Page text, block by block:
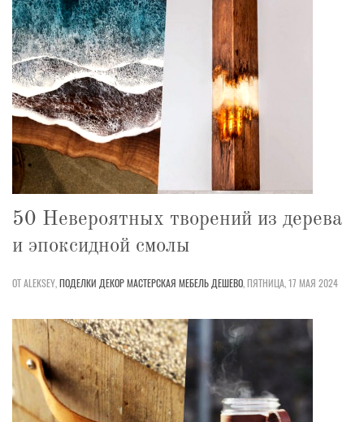
50 Невероятных творений из дерева
и эпоксидной смолы
ОТ ALEKSEY,ПОДЕЛКИ ДЕКОРМАСТЕРСКАЯ МЕБЕЛЬ ДЕШЕВО,ПЯТНИЦА, 17 МАЯ 2024